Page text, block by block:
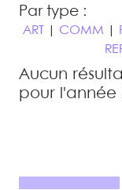
Par type :
ART COMM
Aucun
pour l'année